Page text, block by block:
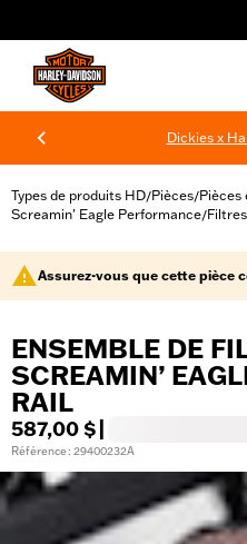
Dickies x
Types de produits HD/Pièces/Pièces
Screamin' Eagle Performance/
Assurez-vous que cette pièce
ENSEMBLE DE
SCREAMIN’
RAIL
587,00 $
Référence : 29400232A